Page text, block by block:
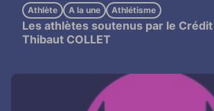
Les athlètes soutenus par le
Thibaut COLLET
Athlète A la une Athlétisme